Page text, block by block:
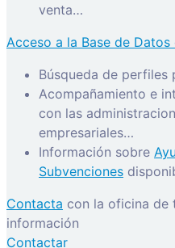
venta…
Acceso a la Base de
Búsqueda de perfiles
Acompañamiento e
con las
empresariales…
Información sobre
Subvenciones
Contacta con la oficina de
información
Contactar